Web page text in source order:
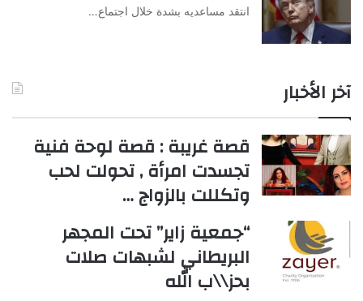
انتقد مساعديه بشدة خلال اجتماع…
آخر الأخبار
قصة غريبة : قصة لوحة فنية
تجسدت امرأة , تحولت لحب
وتكللت بالزواج …
“جمعية زاير” تحت المجهر
البريطاني لشبهات صلات
بحز\\ب الله